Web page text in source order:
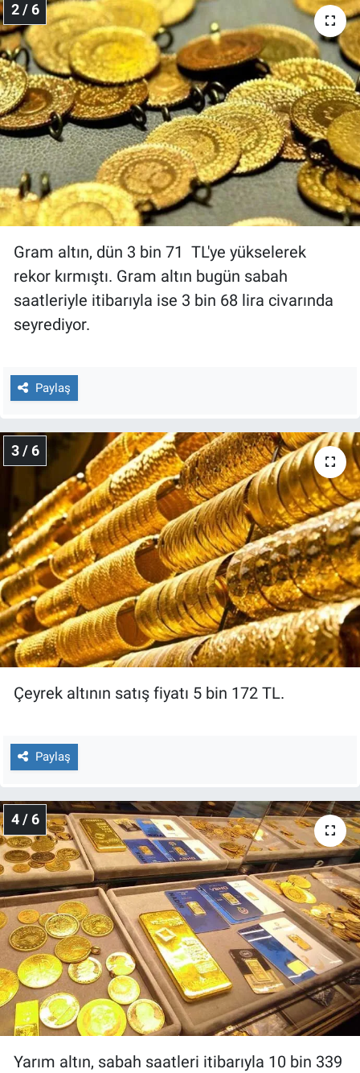
2 / 6
Gram altın, dün 3 bin 71 TL'ye yükselerek
rekor kırmıştı. Gram altın bugün sabah
saatleriyle itibarıyla ise 3 bin 68 lira civarında
seyrediyor.
Paylaş
3 / 6
Çeyrek altının satış fiyatı 5 bin 172 TL.
Paylaş
4 / 6
Yarım altın, sabah saatleri itibarıyla 10 bin 339
Teknoloji
Türkiye'nin Geleceği
Türkiye'nin Gündemi
Yerel Gündem
Yerel Yaşam
Canlı Yayın